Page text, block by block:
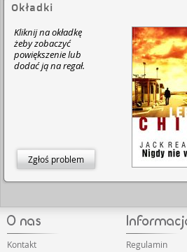
Okładki
Kliknij na okładkę
żeby zobaczyć
powiększenie lub
dodać ją na regał.
Zgłoś problem
Kontakt
Regulamin